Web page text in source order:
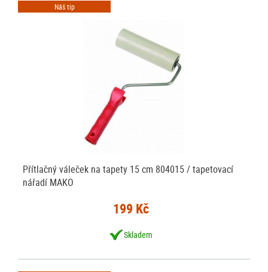
Náš tip
Přítlačný váleček na tapety 15 cm 804015 / tapetovací
nářadí MAKO
199 Kč
Skladem